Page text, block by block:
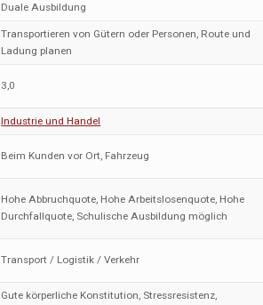
Duale Ausbildung
Transportieren von Gütern oder Personen, Route und
Ladung planen
3,0
Industrie und Handel
Beim Kunden vor Ort, Fahrzeug
Hohe Abbruchquote, Hohe Arbeitslosenquote, Hohe
Durchfallquote, Schulische Ausbildung möglich
Transport / Logistik / Verkehr
Gute körperliche Konstitution, Stressresistenz,